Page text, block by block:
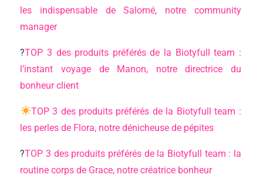
les indispensable de Salomé, notre community
manager
?TOP 3 des produits préférés de la Biotyfull team :
l’instant voyage de Manon, notre directrice du
bonheur client
TOP 3 des produits préférés de la Biotyfull team :
les perles de Flora, notre dénicheuse de pépites
?TOP 3 des produits préférés de la Biotyfull team : la
routine corps de Grace, notre créatrice bonheur